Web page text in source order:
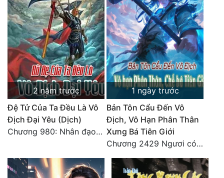
Tu Tiên
Tội Phạm
Vô Địch
Võ Hiệp
Võng Du
Xuyên Không
Xuyên Nhanh
Xuyên Thư
2 năm trước
Đệ Tử Của Ta Đều Là Vô
Địch Đại Yêu (Dịch)
Chương 980: Nhân đạo thành Thánh (4). HẾT.
1 ngày trước
Bản Tôn Cẩu Đến Vô
Địch, Vô Hạn Phân Thân
Xưng Bá Tiên Giới
Chương 2429 Ngươi có tuệ nhãn? Ta có...